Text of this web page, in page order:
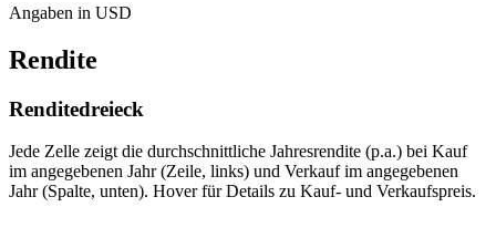
Angaben in USD
Rendite
Renditedreieck
Jede Zelle zeigt die durchschnittliche Jahresrendite (p.a.) bei Kauf
im angegebenen Jahr (Zeile, links) und Verkauf im angegebenen
Jahr (Spalte, unten). Hover für Details zu Kauf- und Verkaufspreis.